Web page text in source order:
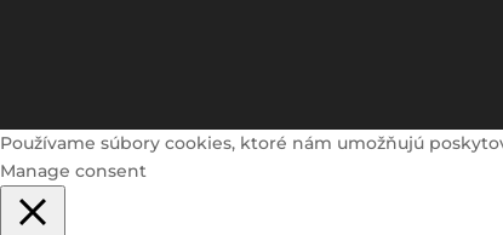
Používame súbory cookies, ktoré nám umožňujú
Manage consent